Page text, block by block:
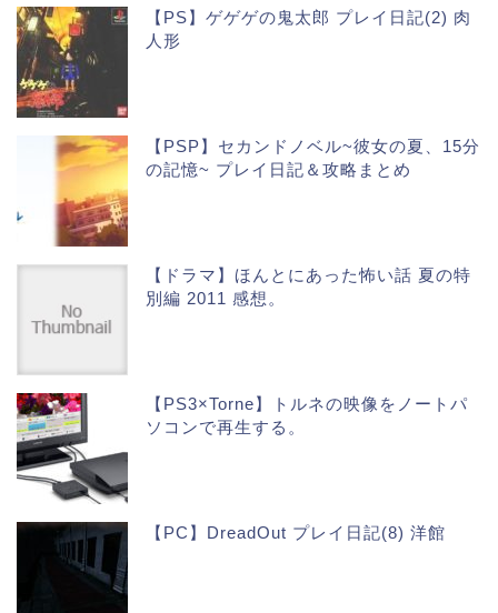
【PS】ゲゲゲの鬼太郎 プレイ日記(2) 肉
人形
【PSP】セカンドノベル~彼女の夏、15分
の記憶~ プレイ日記＆攻略まとめ
【ドラマ】ほんとにあった怖い話 夏の特
別編 2011 感想。
【PS3×Torne】トルネの映像をノートパ
ソコンで再生する。
【PC】DreadOut プレイ日記(8) 洋館